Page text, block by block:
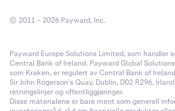
© 2011 – 2026 Payward, Inc.
Payward Europe Solutions Limited, som handler
Central Bank of Ireland. Payward Global
som Kraken, er regulert av Central Bank of
Sir John Rogerson’s Quay, Dublin, D02 R296,
retningslinjer og offentliggjøringer.
Disse materialene er bare ment som generell